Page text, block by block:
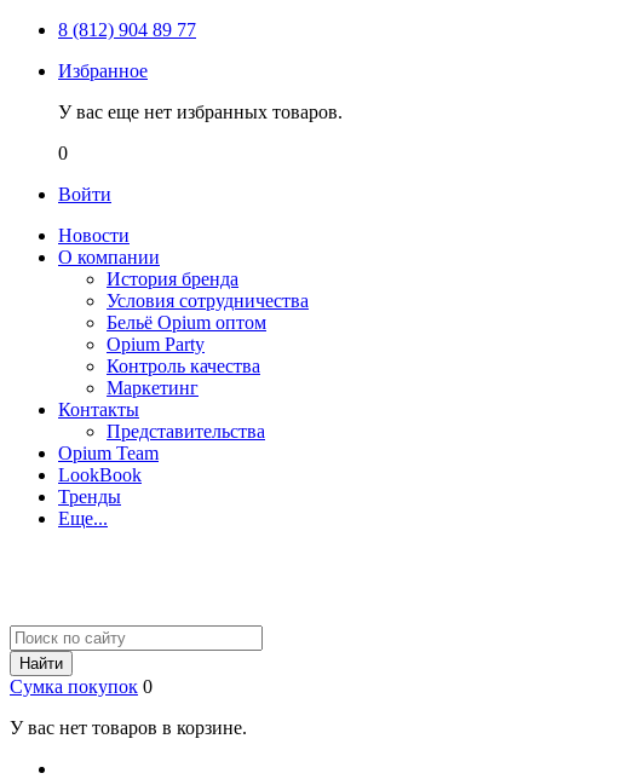
8 (812) 904 89 77
Избранное
У вас еще нет избранных товаров.
0
Войти
Новости
О компании
История бренда
Условия сотрудничества
Бельё Opium оптом
Opium Party
Контроль качества
Маркетинг
Контакты
Представительства
Opium Team
LookBook
Тренды
Еще...
Найти
Сумка покупок 0
У вас нет товаров в корзине.